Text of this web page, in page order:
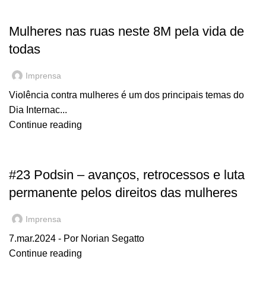
Mulheres nas ruas neste 8M pela vida de
todas
Imprensa
Violência contra mulheres é um dos principais temas do
Dia Internac...
Continue reading
#23 Podsin – avanços, retrocessos e luta
permanente pelos direitos das mulheres
Imprensa
7.mar.2024 - Por Norian Segatto
Continue reading